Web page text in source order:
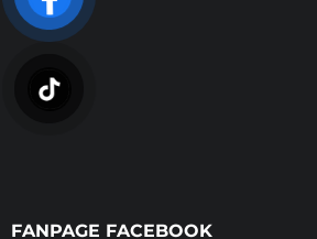
FANPAGE FACEBOOK